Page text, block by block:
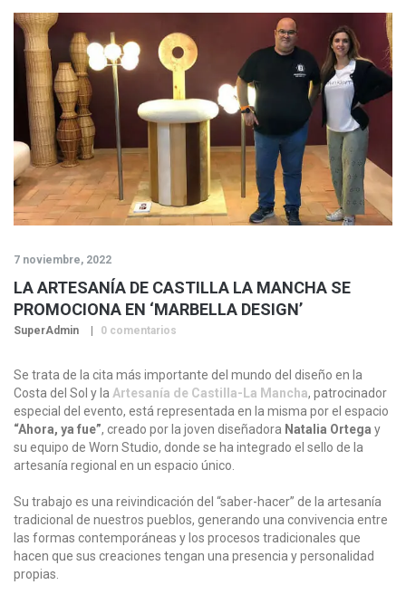
7 noviembre, 2022
LA ARTESANÍA DE CASTILLA LA MANCHA SE
PROMOCIONA EN ‘MARBELLA DESIGN’
SuperAdmin 0 comentarios
Se trata de la cita más importante del mundo del diseño en la
Costa del Sol y la Artesanía de Castilla-La Mancha, patrocinador
especial del evento, está representada en la misma por el espacio
“Ahora, ya fue”, creado por la joven diseñadora Natalia Ortega y
su equipo de Worn Studio, donde se ha integrado el sello de la
artesanía regional en un espacio único.
Su trabajo es una reivindicación del “saber-hacer” de la artesanía
tradicional de nuestros pueblos, generando una convivencia entre
las formas contemporáneas y los procesos tradicionales que
hacen que sus creaciones tengan una presencia y personalidad
propias.